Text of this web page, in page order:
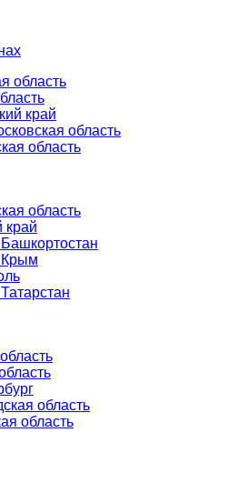
область
край
область
область
область
край
Крым
область
область